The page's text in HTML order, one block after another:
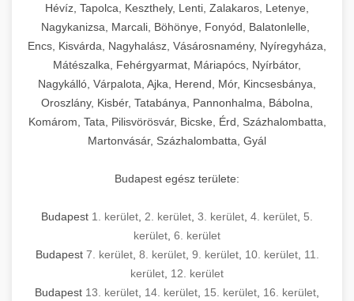
Hévíz, Tapolca, Keszthely, Lenti, Zalakaros, Letenye,
Nagykanizsa, Marcali, Böhönye, Fonyód, Balatonlelle,
Encs, Kisvárda, Nagyhalász, Vásárosnamény, Nyíregyháza,
Mátészalka, Fehérgyarmat, Máriapócs, Nyírbátor,
Nagykálló, Várpalota, Ajka, Herend, Mór, Kincsesbánya,
Oroszlány, Kisbér, Tatabánya, Pannonhalma, Bábolna,
Komárom, Tata, Pilisvörösvár, Bicske, Érd, Százhalombatta,
Martonvásár, Százhalombatta, Gyál
Budapest egész területe:
Budapest 1. kerület 2. kerület 3. kerület 4. kerület 5.
kerület 6. kerület
Budapest 7. kerület, 8. kerület, 9. kerület, 10. kerület, 11.
kerület 12. kerület
Budapest 13. kerület 14. kerület 15. kerület 16. kerület